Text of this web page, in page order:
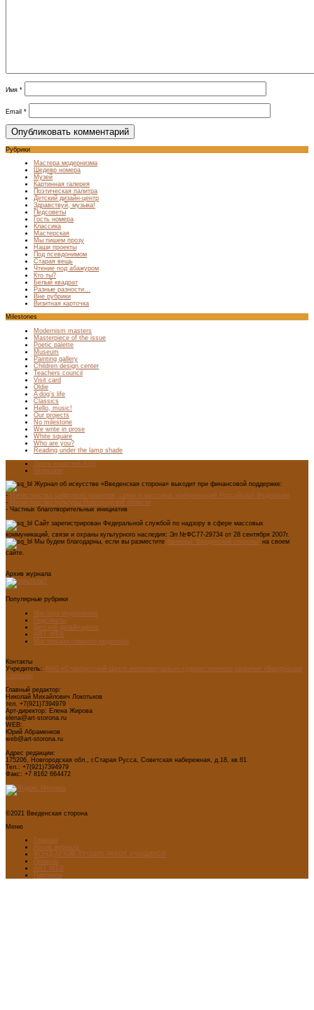
Имя *
Email *
Рубрики
Мастера модернизма
Шедевр номера
Музей
Картинная галерея
Поэтическая палитра
Детский дизайн-центр
Здравствуй, музыка!
Педсоветы
Гость номера
Классика
Мастерская
Мы пишем прозу
Наши проекты
Под псевдонимом
Старая вещь
Чтение под абажуром
Кто ты?
Белый квадрат
Разные разности…
Вне рубрики
Визитная карточка
Milestones
Modernism masters
Masterpiece of the issue
Poetic palette
Museum
Painting gallery
Children design center
Teachers council
Visit card
Oldie
A dog’s life
Classics
Hello, music!
Our projects
No milestone
We write in prose
White square
Who are you?
Reading under the lamp shade
Лента новостей RSS
Vkontakte
Журнал об искусстве «Введенская сторона» выходит при финансовой поддержке:
- Министерства цифрового развития, связи и массовых коммуникаций Российской Федерации
- Министерство культуры Новгородской области
- Частных благотворительных инициатив
Сайт зарегистрирован Федеральной службой по надзору в сфере массовых
коммуникаций, связи и охраны культурного наследия: Эл №ФС77-29734 от 28 сентября 2007г.
Мы будем благодарны, если вы разместите баннеры "Введенской стороны" на своем
сайте.
Архив журнала
Популярные рубрики
Мастера модернизма
Педсоветы
Детский дизайн-центр
ART WEB
Мастерская главного редактора
Контакты
Учредитель: АНО «Старорусский Центр интеллектуально-художественного развития «Введенская
сторона»
Главный редактор:
Николай Михайлович Локотьков
тел. +7(921)7394979
Арт-директор: Елена Жирова
elena@art-storona.ru
WEB:
Юрий Абраменков
web@art-storona.ru
Адрес редакции:
175206, Новгородская обл., г.Старая Русса, Советская набережная, д.18, кв.61
Тел.: +7(921)7394979
Факс: +7 8162 664472
©2021 Введенская сторона
Меню
Главная
Архив журнала
ФОНД-АРХИВ ЛУЧШИХ РАБОТ УЧАЩИХСЯ
Проекты
ART WEB
Партнеры